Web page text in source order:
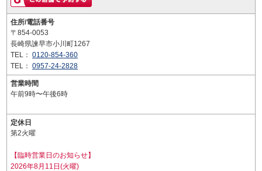
住所/電話番号
〒854-0053
長崎県諫早市小川町1267
TEL： 0120-854-360
TEL： 0957-24-2828
営業時間
午前9時〜午後6時
定休日
第2火曜
【臨時営業日のお知らせ】
2026年8月11日(火曜)